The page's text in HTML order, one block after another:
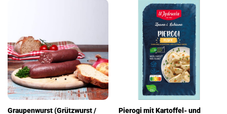
Graupenwurst (Grützwurst / Pierogi mit Kartoffel- und